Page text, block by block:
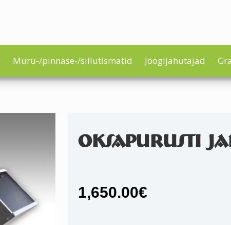
Muru-/pinnase-/sillutismatid Joogijahutajad
OKSAPURUSTI
1,650.00€